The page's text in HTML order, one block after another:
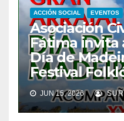
ACCIÓN SOCIAL EVENTOS
Asociación
Fátima invita
Día de
Festival
JUN 15, 2026